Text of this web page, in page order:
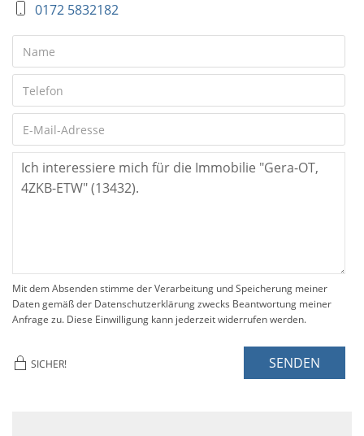
0172 5832182
Mit dem Absenden stimme der Verarbeitung und Speicherung meiner
Daten gemäß der Datenschutzerklärung zwecks Beantwortung meiner
Anfrage zu. Diese Einwilligung kann jederzeit widerrufen werden.
SICHER! SENDEN